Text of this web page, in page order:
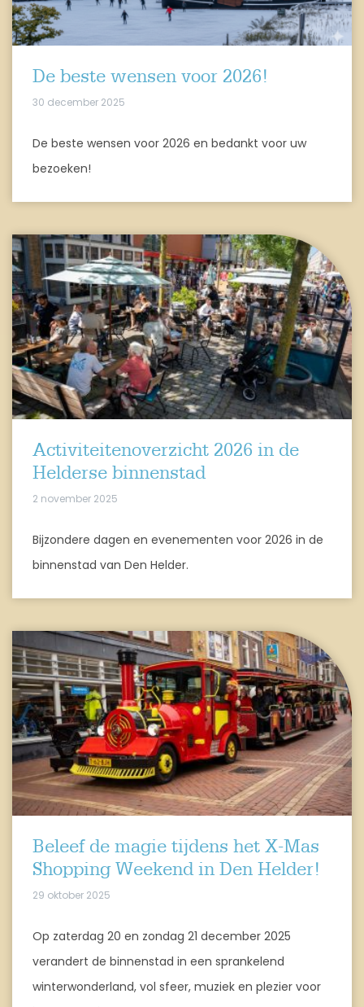
De beste wensen voor 2026!
30 december 2025
De beste wensen voor 2026 en bedankt voor uw
bezoeken!
Activiteitenoverzicht 2026 in de
Helderse binnenstad
2 november 2025
Bijzondere dagen en evenementen voor 2026 in de
binnenstad van Den Helder.
Beleef de magie tijdens het X-Mas
Shopping Weekend in Den Helder!
29 oktober 2025
Op zaterdag 20 en zondag 21 december 2025
verandert de binnenstad in een sprankelend
winterwonderland, vol sfeer, muziek en plezier voor